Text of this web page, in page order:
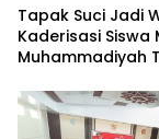
Tapak Suci Jadi
Kaderisasi Siswa
Muhammadiyah